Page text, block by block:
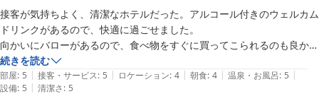
接客が気持ちよく、清潔なホテルだった。アルコール付きのウェルカム
ドリンクがあるので、快適に過ごせました。
向かいにバローがあるので、食べ物をすぐに買ってこられるのも良かっ
た。ただ、まわりには他に何もなかった。静かでいいのだが。
続きを読む
部屋: 5 | 接客・サービス: 5 | ロケーション: 4 | 朝食: 4 | 温泉・お風呂: 5 |
設備: 5 | 清潔さ: 5